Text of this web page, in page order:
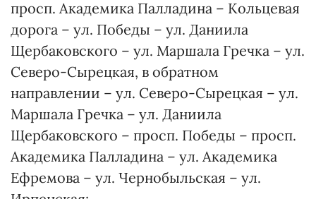
просп. Академика Палладина – Кольцевая
дорога – ул. Победы – ул. Даниила
Щербаковского – ул. Маршала Гречка – ул.
Северо-Сырецкая, в обратном
направлении – ул. Северо-Сырецкая – ул.
Маршала Гречка – ул. Даниила
Щербаковского – просп. Победы – просп.
Академика Палладина – ул. Академика
Ефремова – ул. Чернобыльская – ул.